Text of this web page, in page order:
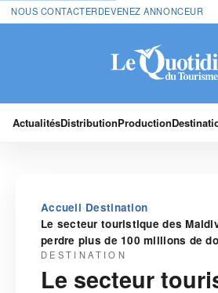
NOUS CONTACTERDEVENEZ ANNONCEUR
ActualitésDistributionProduction
Accueil›Destination›
Le secteur touristique des
perdre plus de 100 millions de
DESTINATION
Le secteur